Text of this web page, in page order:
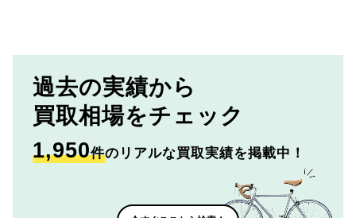
過去の実績から
買取相場をチェック
1,950件のリアルな買取実績を掲載中！